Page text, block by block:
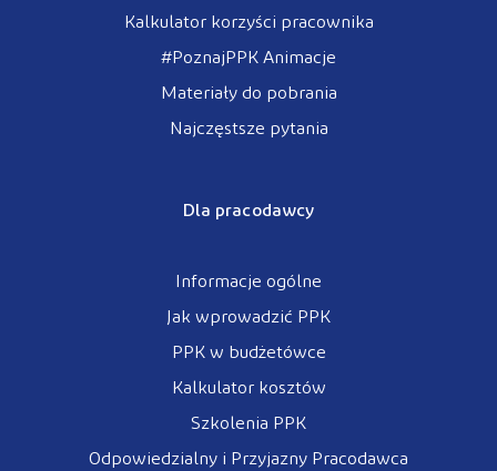
Kalkulator korzyści pracownika
#PoznajPPK Animacje
Materiały do pobrania
Najczęstsze pytania
Dla pracodawcy
Informacje ogólne
Jak wprowadzić PPK
PPK w budżetówce
Kalkulator kosztów
Szkolenia PPK
Odpowiedzialny i Przyjazny Pracodawca